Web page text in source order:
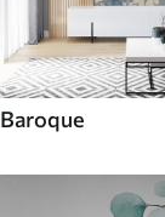
Baroque